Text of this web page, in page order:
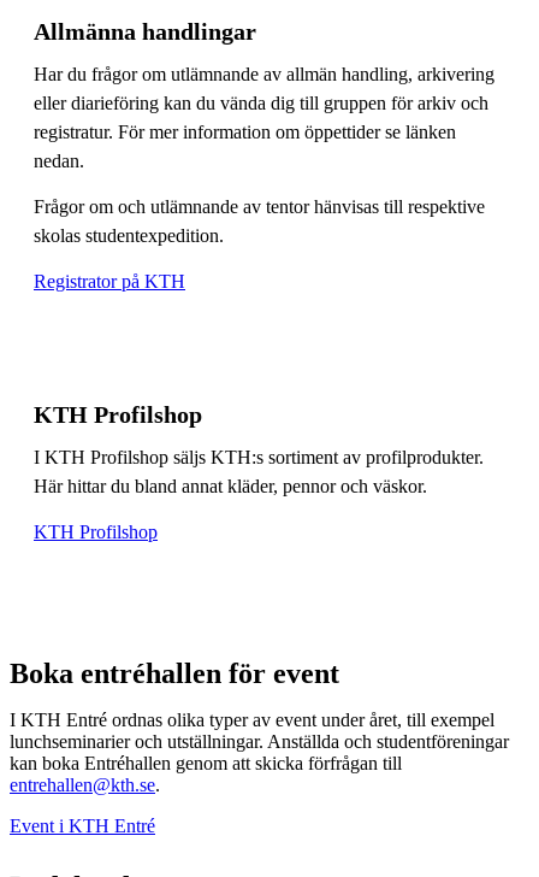
Allmänna handlingar
Har du frågor om utlämnande av allmän handling, arkivering
eller diarieföring kan du vända dig till gruppen för arkiv och
registratur. För mer information om öppettider se länken
nedan.
Frågor om och utlämnande av tentor hänvisas till respektive
skolas studentexpedition.
Registrator på KTH
KTH Profilshop
I KTH Profilshop säljs KTH:s sortiment av profilprodukter.
Här hittar du bland annat kläder, pennor och väskor.
KTH Profilshop
Boka entréhallen för event
I KTH Entré ordnas olika typer av event under året, till exempel
lunchseminarier och utställningar. Anställda och studentföreningar
kan boka Entréhallen genom att skicka förfrågan till
entrehallen@kth.se.
Event i KTH Entré